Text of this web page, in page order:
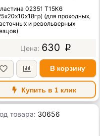
02351 Т15К6
(для проходных,
и револьверных
630 p
В корзину
Купить в 1 клик
товара: 30656